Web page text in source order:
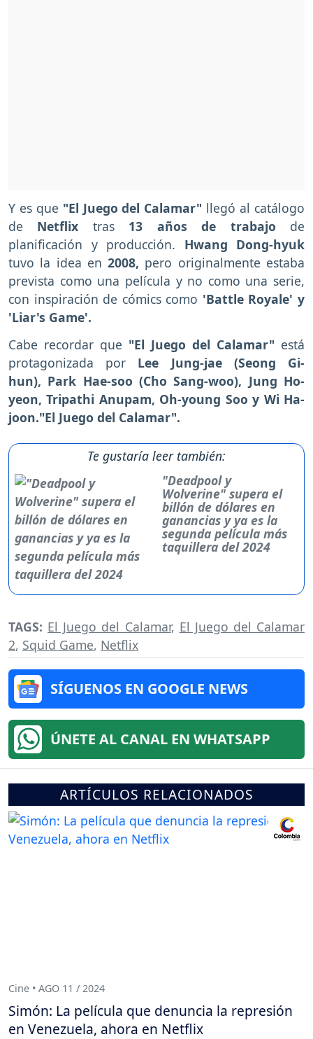
Y es que "El Juego del Calamar" llegó al catálogo
de Netflix tras 13 años de trabajo de
planificación y producción. Hwang Dong-hyuk
tuvo la idea en 2008, pero originalmente estaba
prevista como una película y no como una serie,
con inspiración de cómics como 'Battle Royale' y
'Liar's Game'.
Cabe recordar que "El Juego del Calamar" está
protagonizada por Lee Jung-jae (Seong Gi-
hun), Park Hae-soo (Cho Sang-woo), Jung Ho-
yeon, Tripathi Anupam, Oh-young Soo y Wi Ha-
joon."El Juego del Calamar".
Te gustaría leer también:
"Deadpool y
Wolverine" supera el
billón de dólares en
ganancias y ya es la
segunda película más
taquillera del 2024
TAGS: El Juego del Calamar, El Juego del Calamar
2, Squid Game, Netflix
SÍGUENOS EN GOOGLE NEWS
ÚNETE AL CANAL EN WHATSAPP
ARTÍCULOS RELACIONADOS
Cine • AGO 11 / 2024
Simón: La película que denuncia la represión
en Venezuela, ahora en Netflix